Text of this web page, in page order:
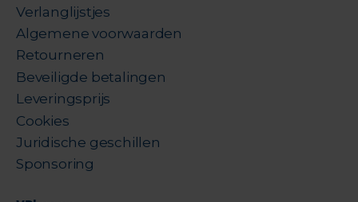
Verlanglijstjes
Algemene voorwaarden
Retourneren
Beveiligde betalingen
Leveringsprijs
Cookies
Juridische geschillen
Sponsoring